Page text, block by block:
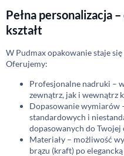
Pełna personalizacja
kształt
W Pudmax opakowanie staje
Oferujemy:
Profesjonalne nadruki –
zewnątrz, jak i wewnątrz
Dopasowanie wymiarów
standardowych i
dopasowanych do Twojej
Materiały – możliwość
brązu (kraft) po